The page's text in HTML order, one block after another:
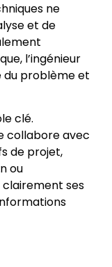
ne
et de
l’ingénieur
du problème et
clé.
collabore avec
de projet,
ou
clairement ses